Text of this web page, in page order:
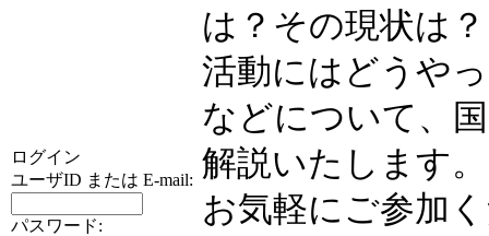
ログイン
ユーザID または E-mail:
パスワード:
は？その現状は？
活動にはどうや
などについて、
解説いたします。
お気軽にご参加